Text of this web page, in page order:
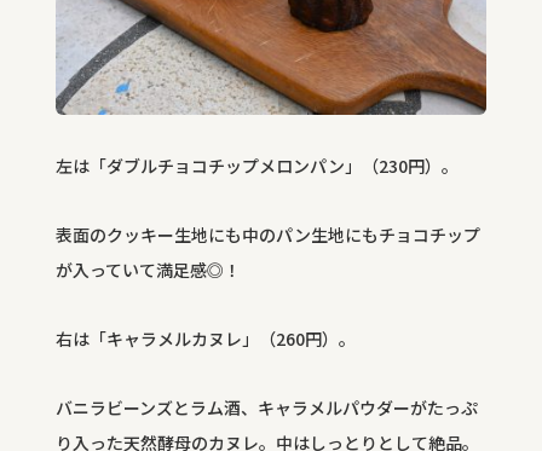
左は「ダブルチョコチップメロンパン」（230円）。
表面のクッキー生地にも中のパン生地にもチョコチップ
が入っていて満足感◎！
右は「キャラメルカヌレ」（260円）。
バニラビーンズとラム酒、キャラメルパウダーがたっぷ
り入った天然酵母のカヌレ。中はしっとりとして絶品。